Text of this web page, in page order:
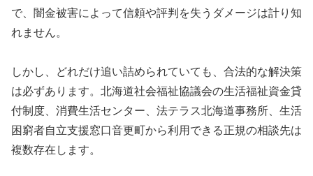
で、闇金被害によって信頼や評判を失うダメージは計り知
れません。
しかし、どれだけ追い詰められていても、合法的な解決策
は必ずあります。北海道社会福祉協議会の生活福祉資金貸
付制度、消費生活センター、法テラス北海道事務所、生活
困窮者自立支援窓口音更町から利用できる正規の相談先は
複数存在します。